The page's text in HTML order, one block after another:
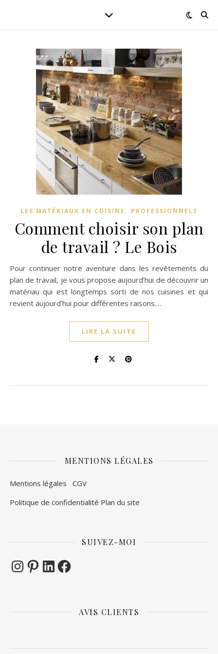
LES MATÉRIAUX EN CUISINE , PROFESSIONNELS
Comment choisir son plan
de travail ? Le Bois
Pour continuer notre aventure dans les revêtements du
plan de travail, je vous propose aujourd’hui de découvrir un
matériau qui est longtemps sorti de nos cuisines et qui
revient aujourd’hui pour différentes raisons.…
LIRE LA SUITE
MENTIONS LÉGALES
Mentions légales CGV
Politique de confidentialité Plan du site
SUIVEZ-MOI
Instagram
PinterestLinkedInFacebook
AVIS CLIENTS